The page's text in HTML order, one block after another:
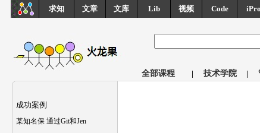
求知 文章 文库 Lib 视频 Code
全部课程 | 技术学院 |
成功案例
某知名保 通过Git和Jen